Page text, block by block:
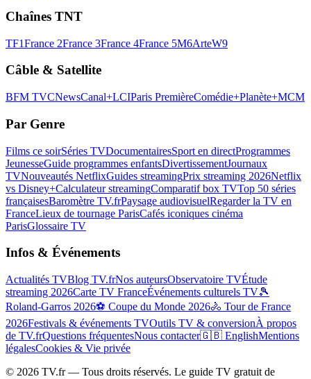
Chaînes TNT
TF1France 2France 3France 4France 5M6ArteW9
Câble & Satellite
BFM TVCNewsCanal+LCIParis PremièreComédie+Planète+MCM
Par Genre
Films ce soirSéries TVDocumentairesSport en directProgrammes
JeunesseGuide programmes enfantsDivertissementJournaux
TVNouveautés NetflixGuides streamingPrix streaming 2026Netflix
vs Disney+Calculateur streamingComparatif box TVTop 50 séries
françaisesBaromètre TV.frPaysage audiovisuelRegarder la TV en
FranceLieux de tournage ParisCafés iconiques cinéma
ParisGlossaire TV
Infos & Événements
Actualités TVBlog TV.frNos auteursObservatoire TVÉtude
streaming 2026Carte TV FranceÉvénements culturels TV🎾
Roland-Garros 2026⚽ Coupe du Monde 2026🚴 Tour de France
2026Festivals & événements TVOutils TV & conversionÀ propos
de TV.frQuestions fréquentesNous contacter🇬🇧 EnglishMentions
légalesCookies & Vie privée
© 2026 TV.fr — Tous droits réservés. Le guide TV gratuit de